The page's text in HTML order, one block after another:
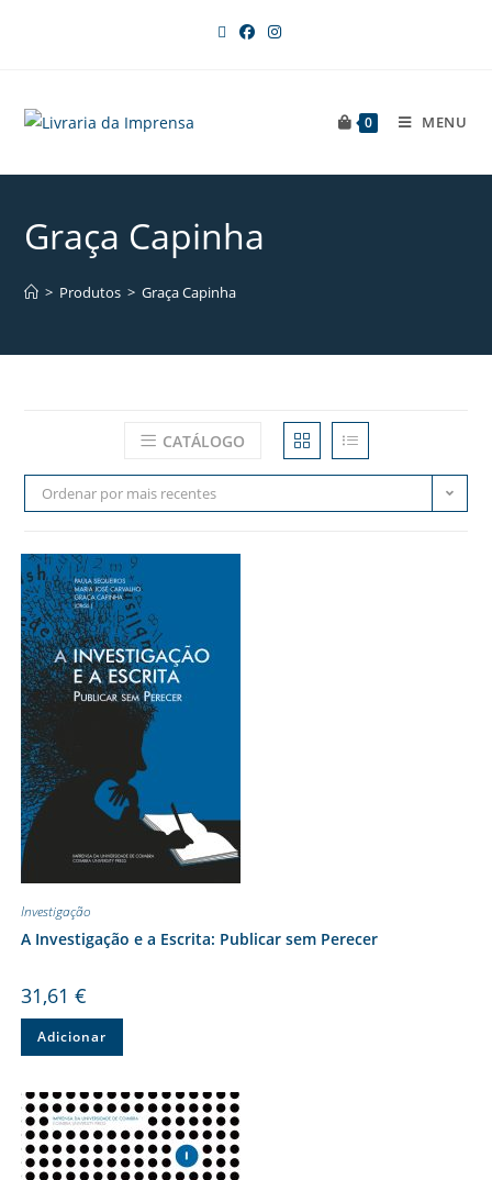
0 MENU
Graça Capinha
> Produtos > Graça Capinha
CATÁLOGO
Ordenar por mais recentes
Investigação
A Investigação e a Escrita: Publicar sem Perecer
31,61 €
Adicionar